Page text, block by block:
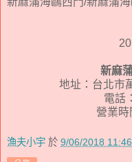
新麻
地址：台北市
電話
營業
漁夫小宇 於 9/06/2018